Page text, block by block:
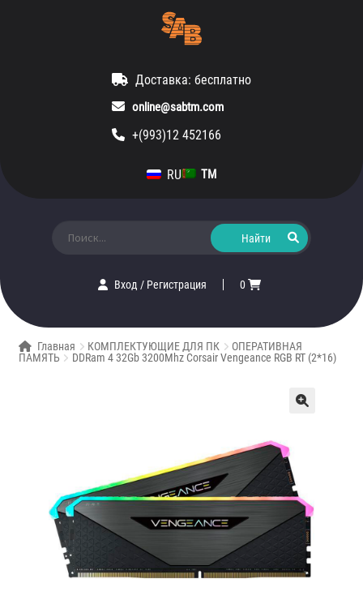
Доставка: бесплатно
online@sabtm.com
+(993)12 452166
RU TM
Вход/ Регистрация 0
Главная КОМПЛЕКТУЮЩИЕ ДЛЯ ПК
ОПЕРАТИВНАЯ
ПАМЯТЬ
DDRam 4 32Gb 3200Mhz Corsair Vengeance RGB RT (2*16)